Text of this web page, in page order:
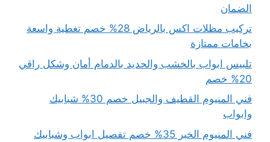
الضمان
تركيب مظلات اكس بالرياض 28% خصم تغطية واسعة
بخامات ممتازة
تلبيس ابواب بالخشب والحديد بالدمام أمان وشكل راقي
20% خصم
فني المنيوم القطيف والجبيل خصم 30% شبابيك
وابواب
فني المنيوم الخبر 35% خصم تفصيل ابواب وشبابيك